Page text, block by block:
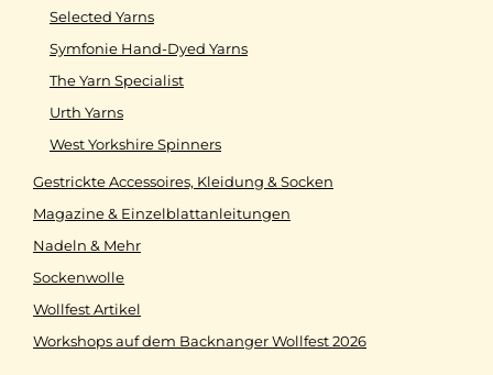
Selected Yarns
Symfonie Hand-Dyed Yarns
The Yarn Specialist
Urth Yarns
West Yorkshire Spinners
Gestrickte Accessoires, Kleidung & Socken
Magazine & Einzelblattanleitungen
Nadeln & Mehr
Sockenwolle
Wollfest Artikel
Workshops auf dem Backnanger Wollfest 2026